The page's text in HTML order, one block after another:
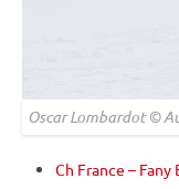
Oscar Lombardot ©
Ch France –